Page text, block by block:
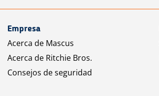
Empresa
Acerca de Mascus
Acerca de Ritchie Bros.
Consejos de seguridad